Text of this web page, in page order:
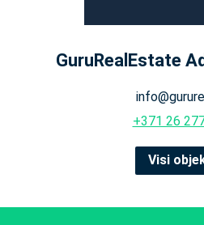
GuruRealEstate
+371 26
Visi